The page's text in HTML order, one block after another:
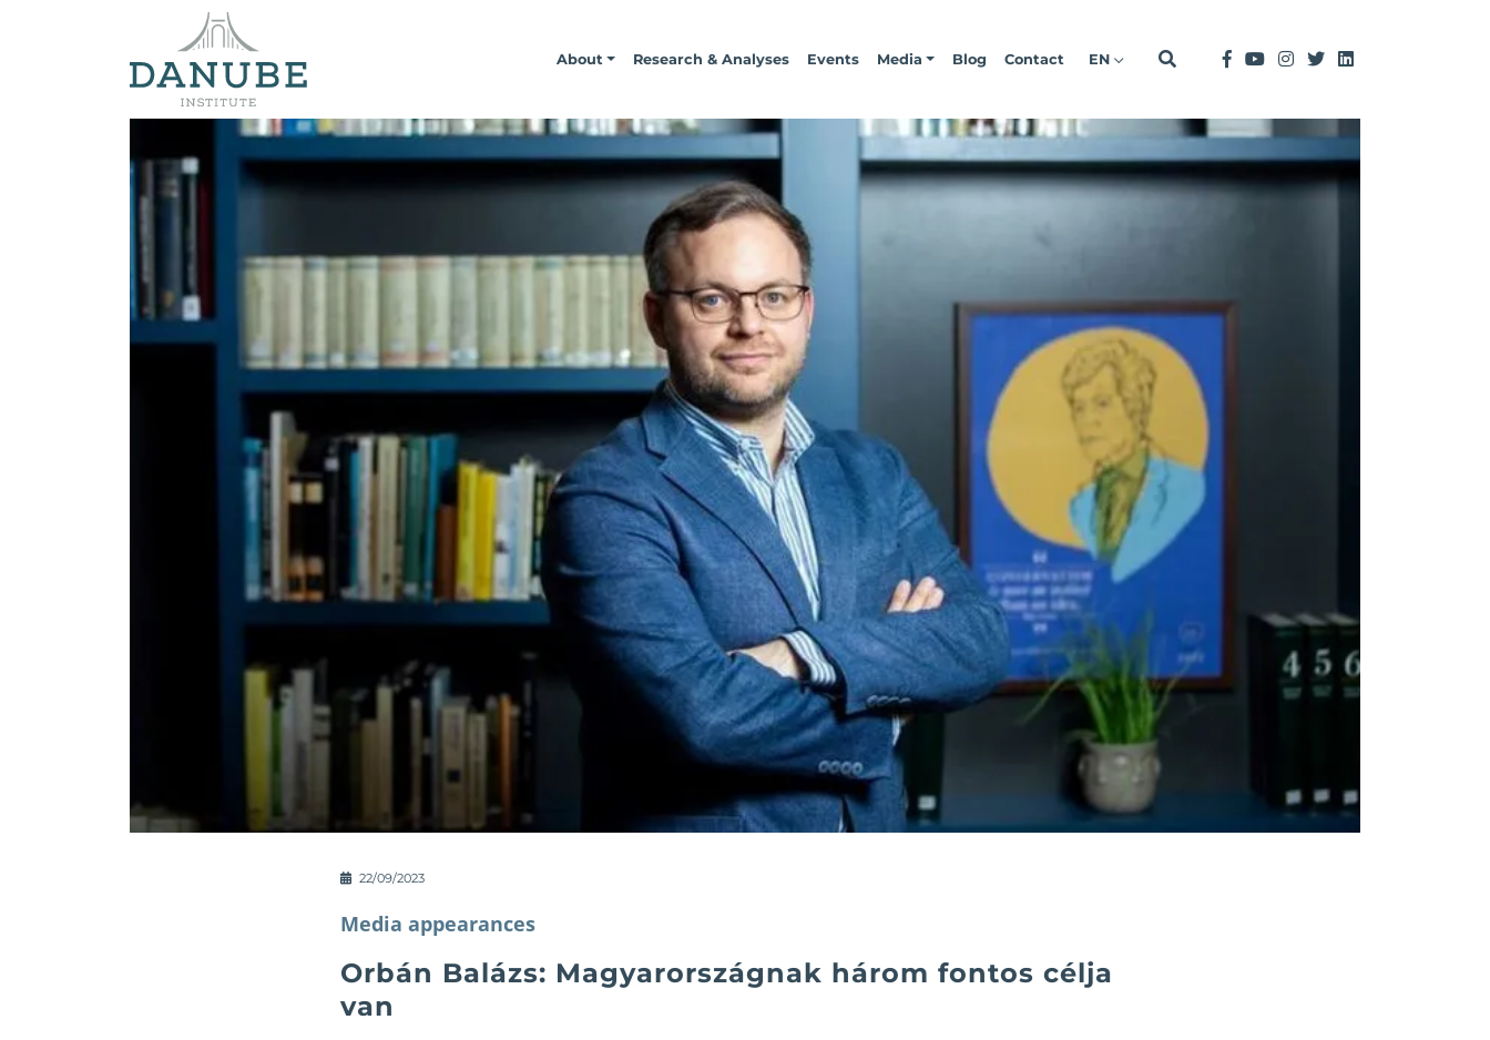
About Research & Analyses Events Media Blog Contact EN
22/09/2023
Media appearances
Orbán Balázs: Magyarországnak három fontos célja
van